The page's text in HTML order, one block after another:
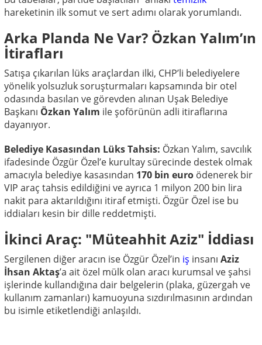
hareketinin ilk somut ve sert adımı olarak yorumlandı.
Arka Planda Ne Var? Özkan Yalım’ın
İtirafları
Satışa çıkarılan lüks araçlardan ilki, CHP’li belediyelere
yönelik yolsuzluk soruşturmaları kapsamında bir otel
odasında basılan ve görevden alınan Uşak Belediye
Başkanı Özkan Yalım ile şoförünün adli itiraflarına
dayanıyor.
Belediye Kasasından Lüks Tahsis: Özkan Yalım, savcılık
ifadesinde Özgür Özel’e kurultay sürecinde destek olmak
amacıyla belediye kasasından 170 bin euro ödenerek bir
VIP araç tahsis edildiğini ve ayrıca 1 milyon 200 bin lira
nakit para aktarıldığını itiraf etmişti. Özgür Özel ise bu
iddiaları kesin bir dille reddetmişti.
İkinci Araç: "Müteahhit Aziz" İddiası
Sergilenen diğer aracın ise Özgür Özel’in iş insanı Aziz
İhsan Aktaş’a ait özel mülk olan aracı kurumsal ve şahsi
işlerinde kullandığına dair belgelerin (plaka, güzergah ve
kullanım zamanları) kamuoyuna sızdırılmasının ardından
bu isimle etiketlendiği anlaşıldı.